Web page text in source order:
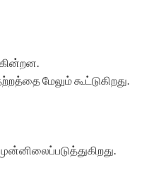
மேலும் கூட்டுகிறது.